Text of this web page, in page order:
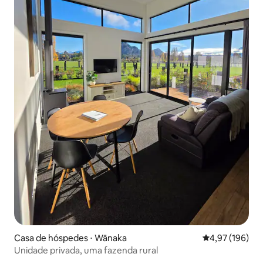
Casa de hóspedes ⋅ Wānaka 4,97 de uma
4,97 (196)
Unidade privada, uma fazenda rural